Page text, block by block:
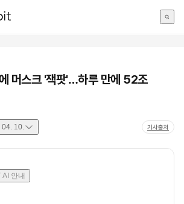
머스크 '잭팟'…하루 만에 52조
04. 10. 기사출처
AI 안내